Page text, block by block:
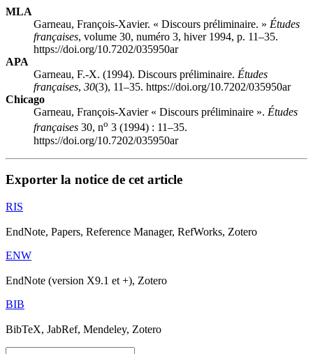
MLA
Garneau, François-Xavier. « Discours préliminaire. » Études
françaises, volume 30, numéro 3, hiver 1994, p. 11–35.
https://doi.org/10.7202/035950ar
APA
Garneau, F.-X. (1994). Discours préliminaire. Études
françaises, 30(3), 11–35. https://doi.org/10.7202/035950ar
Chicago
Garneau, François-Xavier « Discours préliminaire ». Études
françaises 30, no 3 (1994) : 11–35.
https://doi.org/10.7202/035950ar
Exporter la notice de cet article
RIS
EndNote, Papers, Reference Manager, RefWorks, Zotero
ENW
EndNote (version X9.1 et +), Zotero
BIB
BibTeX, JabRef, Mendeley, Zotero